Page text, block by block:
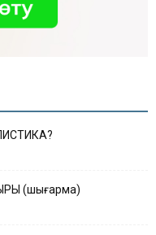
(шығарма)